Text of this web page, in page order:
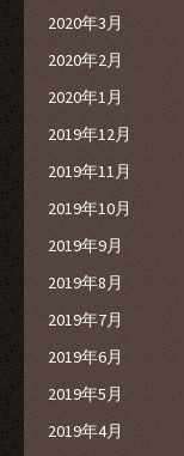
2020年3月
2020年2月
2020年1月
2019年12月
2019年11月
2019年10月
2019年9月
2019年8月
2019年7月
2019年6月
2019年5月
2019年4月